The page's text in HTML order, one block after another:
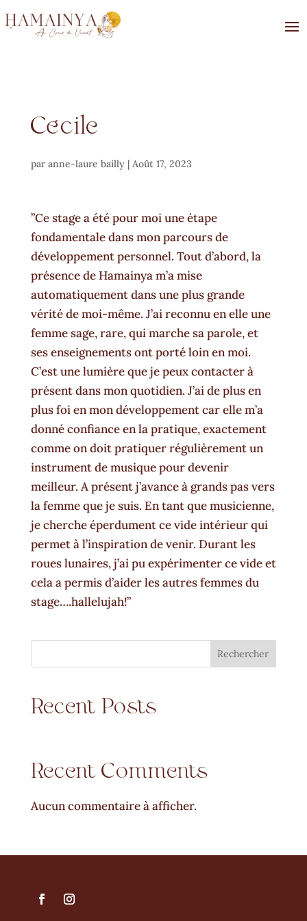
Cécile
par anne-laure bailly| Août 17, 2023
”Ce stage a été pour moi une étape
fondamentale dans mon parcours de
développement personnel. Tout d’abord, la
présence de Hamainya m’a mise
automatiquement dans une plus grande
vérité de moi-même. J’ai reconnu en elle une
femme sage, rare, qui marche sa parole, et
ses enseignements ont porté loin en moi.
C’est une lumière que je peux contacter à
présent dans mon quotidien. J’ai de plus en
plus foi en mon développement car elle m’a
donné confiance en la pratique, exactement
comme on doit pratiquer régulièrement un
instrument de musique pour devenir
meilleur. A présent j’avance à grands pas vers
la femme que je suis. En tant que musicienne,
je cherche éperdument ce vide intérieur qui
permet à l’inspiration de venir. Durant les
roues lunaires, j’ai pu expérimenter ce vide et
cela a permis d’aider les autres femmes du
stage….hallelujah!”
Rechercher
Recent Posts
Recent Comments
Aucun commentaire à afficher.